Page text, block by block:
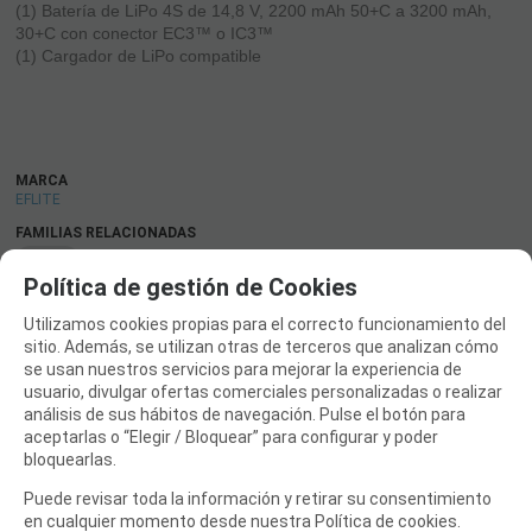
(1) Batería de LiPo 4S de 14,8 V, 2200 mAh 50+C a 3200 mAh,
30+C con conector EC3™ o IC3™
(1) Cargador de LiPo compatible
MARCA
EFLITE
FAMILIAS RELACIONADAS
FECHA DE LANZAMIENTO
Sábado, 16 Noviembre 2024
SOLICITAR MÁS INFO RECOMENDAR
CATÁLOGO
TIENDA DJI
Política de gestión de Cookies
Utilizamos cookies propias para el correcto funcionamiento del
sitio. Además, se utilizan otras de terceros que analizan cómo
se usan nuestros servicios para mejorar la experiencia de
usuario, divulgar ofertas comerciales personalizadas o realizar
análisis de sus hábitos de navegación. Pulse el botón para
aceptarlas o “Elegir / Bloquear” para configurar y poder
bloquearlas.
Puede revisar toda la información y retirar su consentimiento
en cualquier momento desde nuestra Política de cookies.